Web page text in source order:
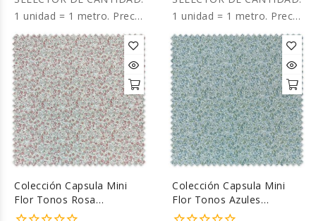
1 unidad = 1 metro. Precio
por metro.
1 unidad = 1 metro. Precio
por metro.
Colección Capsula Mini
Flor Tonos Rosa
Empolvado Algodón 100%
Colección Capsula Mini
Flor Tonos Azules
Algodón 100%